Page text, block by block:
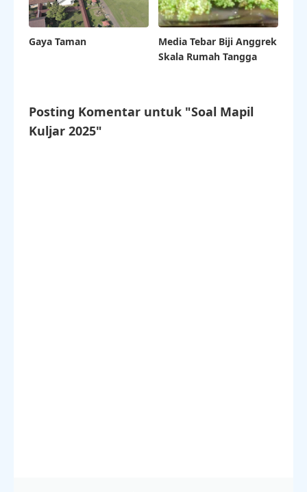
Gaya Taman
Media Tebar Biji Anggrek
Skala Rumah Tangga
Posting Komentar untuk "Soal Mapil
Kuljar 2025"